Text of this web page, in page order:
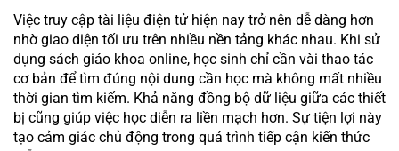
Việc truy cập tài liệu điện tử hiện nay trở nên dễ dàng hơn
nhờ giao diện tối ưu trên nhiều nền tảng khác nhau. Khi sử
dụng sách giáo khoa online, học sinh chỉ cần vài thao tác
cơ bản để tìm đúng nội dung cần học mà không mất nhiều
thời gian tìm kiếm. Khả năng đồng bộ dữ liệu giữa các thiết
bị cũng giúp việc học diễn ra liền mạch hơn. Sự tiện lợi này
tạo cảm giác chủ động trong quá trình tiếp cận kiến thức